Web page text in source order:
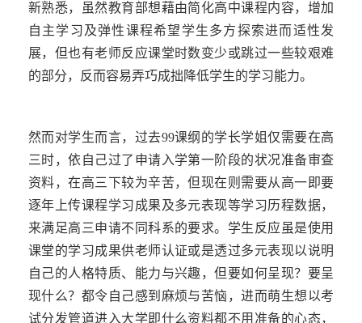
新熟悉，虽然教育部想藉由简化高中课程内容，增加
自主学习及弹性课程希望学生多方探索进而适性发
展，但也有老师反应课堂时数变少或跳过一些较艰难
的部分，反而容易弄巧成拙降低学生的学习能力。
然而对学生而言，过去99课纲的学长学姐仅需要在高
三时，依自己过了申请入学第一阶段的状况准备审查
资料，在高三下较为辛苦，但现在则需要从高一即要
逐年上传课程学习成果及多元表现等学习历程数据，
来满足高三申请不同科系的要求。学生反应虽是使用
课堂的学习成果供老师认证或是透过多元表现以说明
自己的人格特质、能力与兴趣，但要如何呈现？要呈
现什么？都令自己感到麻烦与苦恼，进而萌生想以考
试分发管道进入大学即什么资料都不用准备的心态，